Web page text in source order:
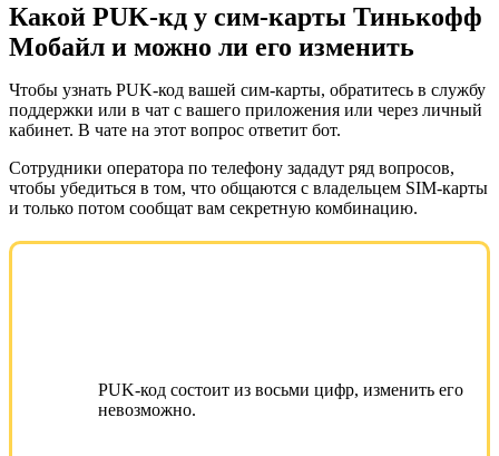
Какой PUK-кд у сим-карты Тинькофф
Мобайл и можно ли его изменить
Чтобы узнать PUK-код вашей сим-карты, обратитесь в службу
поддержки или в чат с вашего приложения или через личный
кабинет. В чате на этот вопрос ответит бот.
Сотрудники оператора по телефону зададут ряд вопросов,
чтобы убедиться в том, что общаются с владельцем SIM-карты
и только потом сообщат вам секретную комбинацию.
PUK-код состоит из восьми цифр, изменить его
невозможно.